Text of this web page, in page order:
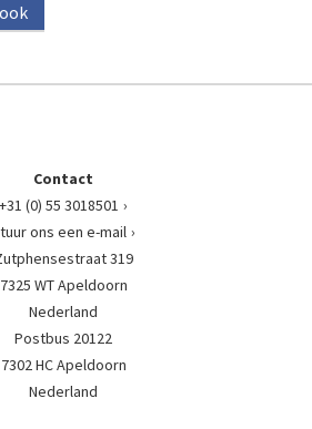
Contact
+31 (0) 55 3018501
ons een e-mail
319
7325 WT Apeldoorn
Nederland
Postbus 20122
7302 HC Apeldoorn
Nederland